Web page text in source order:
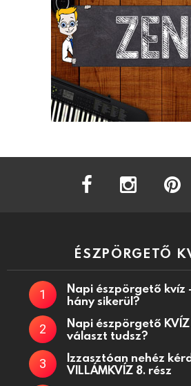
facebook instagram
ÉSZPÖRGETŐ
Napi észpörgető kvíz
hány sikerül?
Napi észpörgető
választ tudsz?
Izzasztóan nehéz
VILLÁMKVÍZ 8. rész